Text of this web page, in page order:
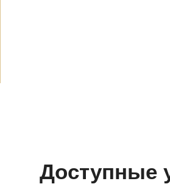
Доступные